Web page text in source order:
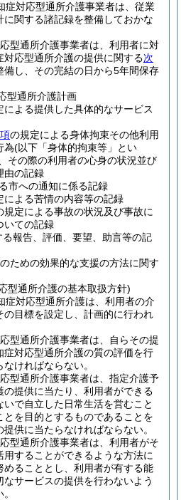
症対応型通所介護事業者は、従業
関する諸記録を整備しておかな
型通所介護事業者は、利用者に対
応型通所介護の提供に関する次
備し、その完結の日から5年間保存
型通所介護計画
による提供した具体的なサービス
の規定による身体拘束その他利用
為(以下「身体的拘束等」とい
その際の利用者の心身の状況並び
由の記録
市への通知に係る記録
による苦情の内容等の記録
規定による事故の状況及び事故に
いての記録
る報告、評価、要望、助言等の記
ための効果的な支援の方法に関す
型通所介護の基本取扱方針)
症対応型通所介護は、利用者の介
目標を設定し、計画的に行われ
型通所介護事業者は、自らその提
対応型通所介護の質の評価を行
ければならない。
型通所介護事業者は、指定介護予
の提供に当たり、利用者ができる
で自立した日常生活を営むこと
を目的とするものであることを
供に当たらなければならない。
型通所介護事業者は、利用者がそ
することができるような方法に
めることとし、利用者が有する能
サービスの提供を行わないよう